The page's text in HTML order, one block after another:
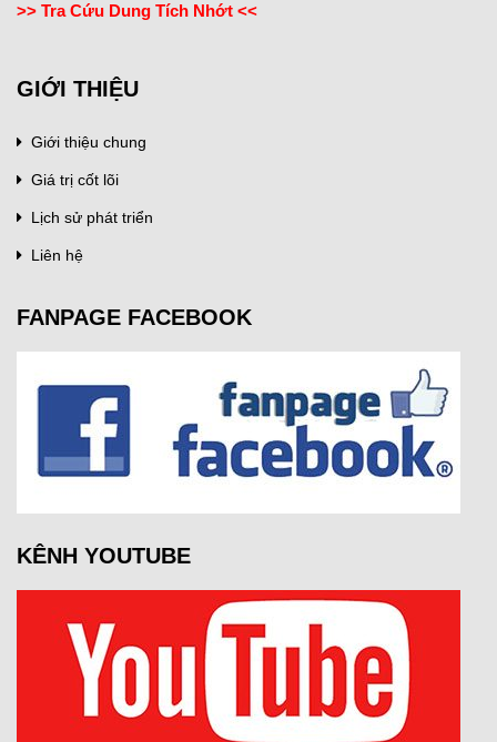
>> Tra Cứu Dung Tích Nhớt <<
GIỚI THIỆU
Giới thiệu chung
Giá trị cốt lõi
Lịch sử phát triển
Liên hệ
FANPAGE FACEBOOK
KÊNH YOUTUBE